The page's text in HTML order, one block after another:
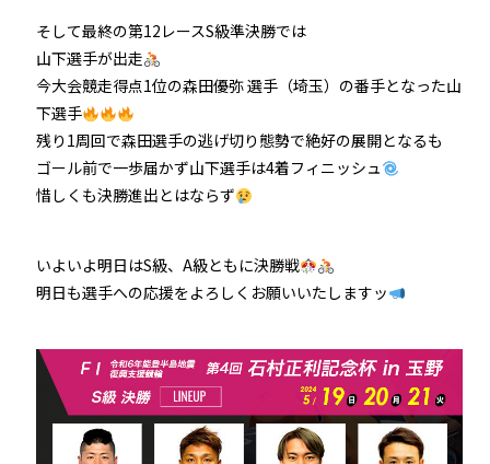
そして最終の第12レースS級準決勝では
山下選手が出走
今大会競走得点1位の森田優弥 選手（埼玉）の番手となった山
下選手
残り1周回で森田選手の逃げ切り態勢で絶好の展開となるも
ゴール前で一歩届かず山下選手は4着フィニッシュ
惜しくも決勝進出とはならず
いよいよ明日はS級、A級ともに決勝戦
明日も選手への応援をよろしくお願いいたしますッ